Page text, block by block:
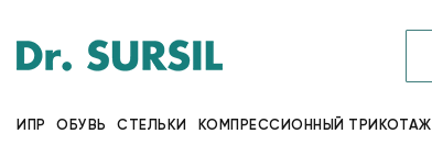
ИПР ОБУВЬ СТЕЛЬКИ КОМПРЕССИОННЫЙ ТРИКОТАЖ